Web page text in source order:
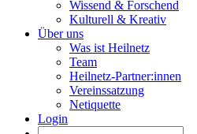
Wissend & Forschend
Kulturell & Kreativ
Über uns
Was ist Heilnetz
Team
Heilnetz-Partner:innen
Vereinssatzung
Netiquette
Login